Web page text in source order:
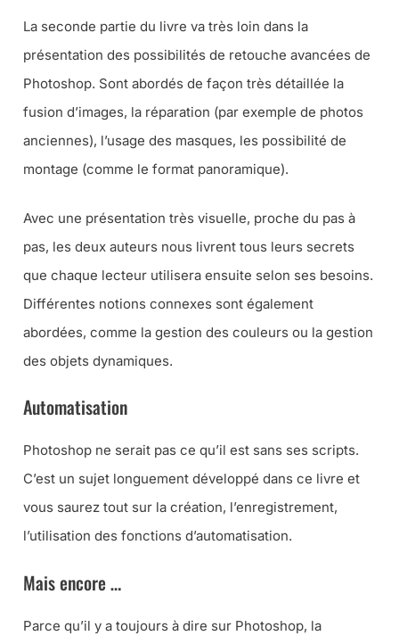
La seconde partie du livre va très loin dans la
présentation des possibilités de retouche avancées de
Photoshop. Sont abordés de façon très détaillée la
fusion d’images, la réparation (par exemple de photos
anciennes), l’usage des masques, les possibilité de
montage (comme le format panoramique).
Avec une présentation très visuelle, proche du pas à
pas, les deux auteurs nous livrent tous leurs secrets
que chaque lecteur utilisera ensuite selon ses besoins.
Différentes notions connexes sont également
abordées, comme la gestion des couleurs ou la gestion
des objets dynamiques.
Automatisation
Photoshop ne serait pas ce qu’il est sans ses scripts.
C’est un sujet longuement développé dans ce livre et
vous saurez tout sur la création, l’enregistrement,
l’utilisation des fonctions d’automatisation.
Mais encore …
Parce qu’il y a toujours à dire sur Photoshop, la